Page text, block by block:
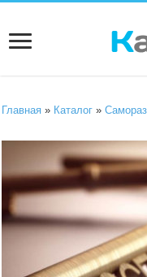
Главная » Каталог »